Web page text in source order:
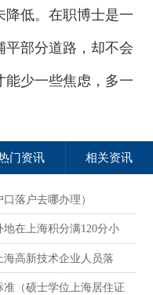
降低。在职博士是一
平部分道路，却不会
能少一些焦虑，多一
门资讯 相关资讯
落户去哪办理）
在上海积分满120分小
海高新技术企业人员落
（硕士学位上海居住证